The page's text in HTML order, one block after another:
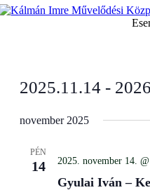
2025.11.14 -
date.
november 2025
PÉN
14 2025. november 14.
Gyulai Iván –